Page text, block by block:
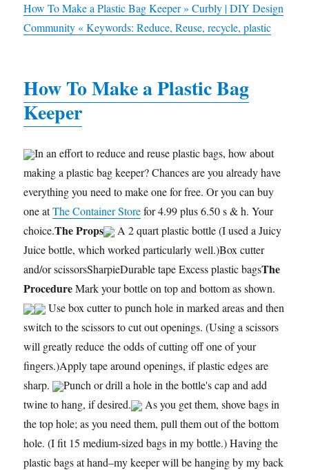
How To Make a Plastic Bag Keeper » Curbly | DIY Design
Community « Keywords: Reduce, Reuse, recycle, plastic
How To Make a Plastic Bag
Keeper
In an effort to reduce and reuse plastic bags, how about
making a plastic bag keeper? Chances are you already have
everything you need to make one for free. Or you can buy
one atThe Container Storefor 4.99 plus 6.50 s & h. Your
choice.The Props
A 2 quart plastic bottle (I used a Juicy
Juice bottle, which worked particularly well.)Box cutter
and/or scissorsSharpieDurable tape Excess plastic bagsThe
ProcedureMark your bottle on top and bottom as shown.
Use box cutter to punch hole in marked areas and then
switch to the scissors to cut out openings. (Using a scissors
will greatly reduce the odds of cutting off one of your
fingers.)Apply tape around openings, if plastic edges are
sharp.
Punch or drill a hole in the bottle's cap and add
twine to hang, if desired.
As you get them, shove bags in
the top hole; as you need them, pull them out of the bottom
hole. (I fit 15 medium-sized bags in my bottle.) Having the
plastic bags at hand–my keeper will be hanging by my back